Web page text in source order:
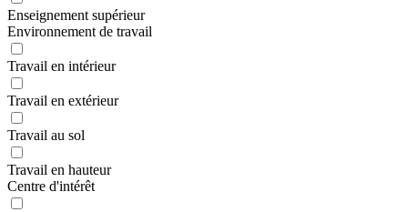
Enseignement supérieur
Environnement de travail
Travail en intérieur
Travail en extérieur
Travail au sol
Travail en hauteur
Centre d'intérêt